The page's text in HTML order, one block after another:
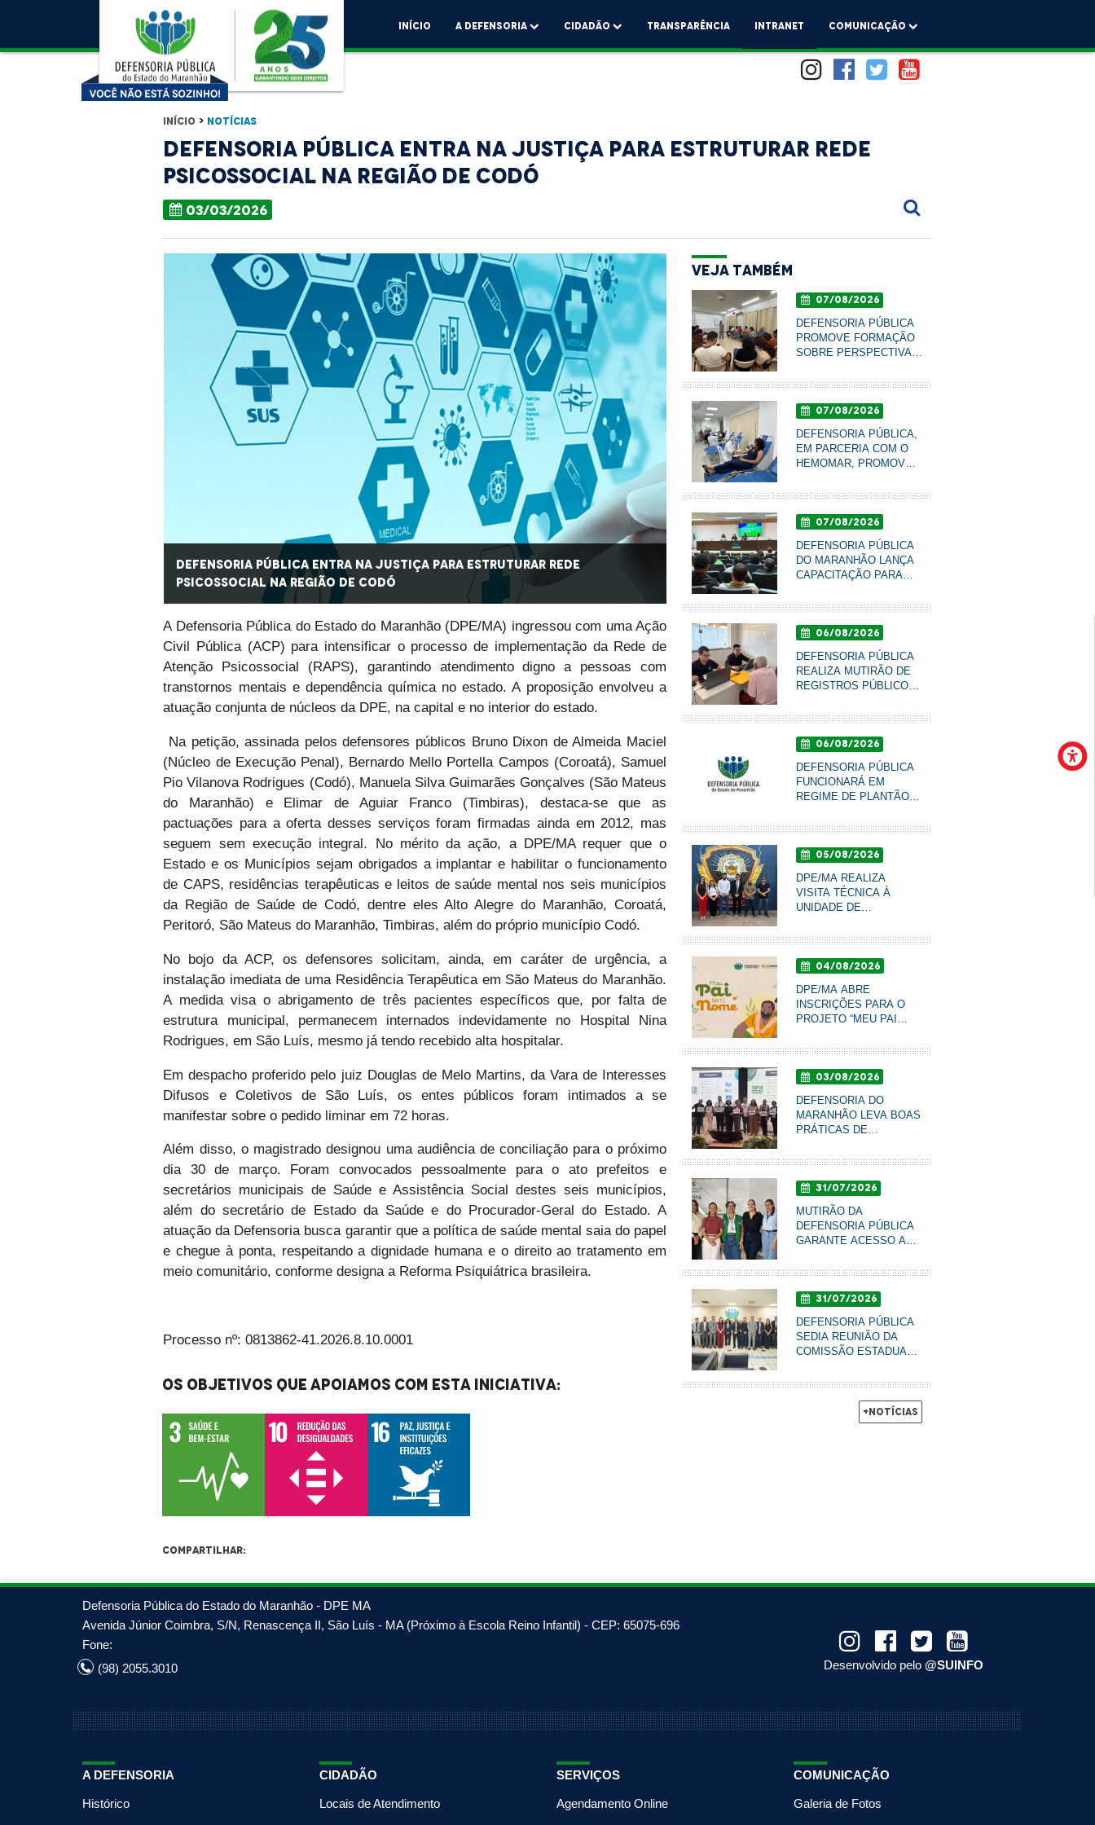
Início A Defensoria Cidadão Transparência Intranet comunicação
Início > Notícias
Defensoria Pública entra na Justiça para estruturar Rede
Psicossocial na Região de Codó
03/03/2026
Defensoria Pública entra na Justiça para estruturar Rede
Psicossocial na Região de Codó
Defensoria Pública entra na Justiça para estruturar Rede
Psicossocial na Região de Codó
A Defensoria Pública do Estado do Maranhão (DPE/MA) ingressou com uma Ação
Civil Pública (ACP) para intensificar o processo de implementação da Rede de
Atenção Psicossocial (RAPS), garantindo atendimento digno a pessoas com
transtornos mentais e dependência química no estado. A proposição envolveu a
atuação conjunta de núcleos da DPE, na capital e no interior do estado.
Na petição, assinada pelos defensores públicos Bruno Dixon de Almeida Maciel
(Núcleo de Execução Penal), Bernardo Mello Portella Campos (Coroatá), Samuel
Pio Vilanova Rodrigues (Codó), Manuela Silva Guimarães Gonçalves (São Mateus
do Maranhão) e Elimar de Aguiar Franco (Timbiras), destaca-se que as
pactuações para a oferta desses serviços foram firmadas ainda em 2012, mas
seguem sem execução integral. No mérito da ação, a DPE/MA requer que o
Estado e os Municípios sejam obrigados a implantar e habilitar o funcionamento
de CAPS, residências terapêuticas e leitos de saúde mental nos seis municípios
da Região de Saúde de Codó, dentre eles Alto Alegre do Maranhão, Coroatá,
Peritoró, São Mateus do Maranhão, Timbiras, além do próprio município Codó.
No bojo da ACP, os defensores solicitam, ainda, em caráter de urgência, a
instalação imediata de uma Residência Terapêutica em São Mateus do Maranhão.
A medida visa o abrigamento de três pacientes específicos que, por falta de
estrutura municipal, permanecem internados indevidamente no Hospital Nina
Rodrigues, em São Luís, mesmo já tendo recebido alta hospitalar.
Em despacho proferido pelo juiz Douglas de Melo Martins, da Vara de Interesses
Difusos e Coletivos de São Luís, os entes públicos foram intimados a se
manifestar sobre o pedido liminar em 72 horas.
Além disso, o magistrado designou uma audiência de conciliação para o próximo
dia 30 de março. Foram convocados pessoalmente para o ato prefeitos e
secretários municipais de Saúde e Assistência Social destes seis municípios,
além do secretário de Estado da Saúde e do Procurador-Geral do Estado. A
atuação da Defensoria busca garantir que a política de saúde mental saia do papel
e chegue à ponta, respeitando a dignidade humana e o direito ao tratamento em
meio comunitário, conforme designa a Reforma Psiquiátrica brasileira.
Processo nº: 0813862-41.2026.8.10.0001
Os objetivos que apoiamos com esta iniciativa:
Compartilhar:
Veja Também
07/08/2026
DEFENSORIA PÚBLICA
PROMOVE FORMAÇÃO
SOBRE PERSPECTIVA
QUALIFICAR
POPULAÇÃO EM
07/08/2026
DEFENSORIA PÚBLICA,
EM PARCERIA COM O
HEMOMAR, PROMOVE
DE SANGUE NESTA
07/08/2026
DEFENSORIA PÚBLICA
DO MARANHÃO LANÇA
CAPACITAÇÃO PARA
COMUNITÁRIOS
06/08/2026
DEFENSORIA PÚBLICA
REALIZA MUTIRÃO DE
REGISTROS PÚBLICOS
SÃO FRANCISCO DE
06/08/2026
DEFENSORIA PÚBLICA
FUNCIONARÁ EM
REGIME DE PLANTÃO
AGOSTO
05/08/2026
DPE/MA REALIZA
VISITA TÉCNICA À
UNIDADE DE
COROATÁ PARA
CONDIÇÕES DO
04/08/2026
DPE/MA ABRE
INSCRIÇÕES PARA O
PROJETO “MEU PAI
RECONHECIMENTO DE
GARANTIA DE DIREITOS
03/08/2026
DEFENSORIA DO
MARANHÃO LEVA BOAS
PRÁTICAS DE
CONBRASCOM E É
NACIONAL
31/07/2026
MUTIRÃO DA
DEFENSORIA PÚBLICA
GARANTE ACESSO A
RODA DE CONVERSA
AXÉ EM IMPERATRIZ
31/07/2026
DEFENSORIA PÚBLICA
SEDIA REUNIÃO DA
COMISSÃO ESTADUAL
VIOLÊNCIA NO CAMPO
+Notícias
Defensoria Pública do Estado do Maranhão - DPE MA
Avenida Júnior Coimbra, S/N, Renascença II, São Luís - MA (Próximo à Escola Reino Infantil) - CEP: 65075-696
Fone:
(98) 2055.3010
Desenvolvido pelo @SUINFO
A DEFENSORIA
Histórico
CIDADÃO
Locais de Atendimento
SERVIÇOS
Agendamento Online
COMUNICAÇÃO
Galeria de Fotos